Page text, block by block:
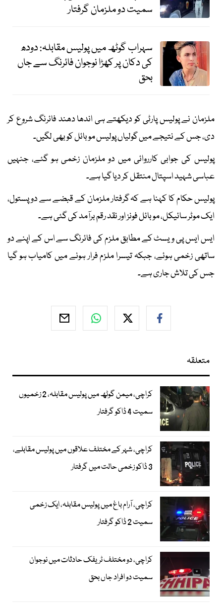
سمیت دو ملزمان گرفتار
سہراب گوٹھ میں پولیس مقابلہ: دودھ
کی دکان پر کھڑا نوجوان فائرنگ سے جاں
بحق
ملزمان نے پولیس پارٹی کو دیکھتے ہی اندھا دھند فائرنگ شروع کر
دی، جس کے نتیجے میں گولیاں پولیس موبائل کو بھی لگیں۔
پولیس کی جوابی کارروائی میں دو ملزمان زخمی ہو گئے، جنہیں
عباسی شہید اسپتال منتقل کر دیا گیا ہے۔
پولیس حکام کا کہنا ہے کہ گرفتار ملزمان کے قبضے سے دو پستول،
ایک موٹر سائیکل، موبائل فونز اور نقد رقم برآمد کی گئی ہے۔
ایس ایس پی ویسٹ کے مطابق ملزم کی فائرنگ سے اس کے اپنے دو
ساتھی زخمی ہوئے، جبکہ تیسرا ملزم فرار ہونے میں کامیاب ہو گیا
جس کی تلاش جاری ہے۔
متعلقہ
کراچی، میمن گوٹھ میں پولیس مقابلہ، 2 زخمیوں
سمیت 4 ڈاکو گرفتار
کراچی، شہر کے مختلف علاقوں میں پولیس مقابلے،
3 ڈاکو زخمی حالت میں گرفتار
کراچی، آرام باغ میں پولیس مقابلہ، ایک زخمی
سمیت 2 ڈاکو گرفتار
کراچی، دو مختلف ٹریفک حادثات میں نوجوان
سمیت دو افراد جاں بحق